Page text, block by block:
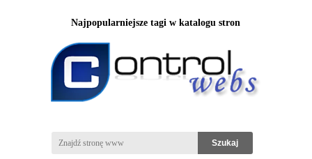
Najpopularniejsze tagi w katalogu stron